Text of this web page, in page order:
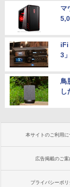
マ
iFi
3
鳥
し
本サイトのご利用に
広告掲載のご案
プライバシーポリ